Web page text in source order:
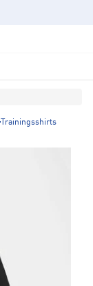
Trainingsshirts